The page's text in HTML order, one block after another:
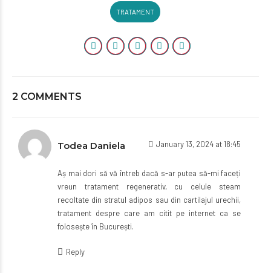
TRATAMENT
2 COMMENTS
Todea Daniela January 13, 2024 at 18:45
Aș mai dori să vă întreb dacă s-ar putea să-mi faceți
vreun tratament regenerativ, cu celule steam
recoltate din stratul adipos sau din cartilajul urechii,
tratament despre care am citit pe internet ca se
folosește în București.
Reply